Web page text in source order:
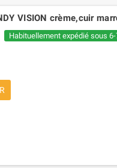
VISION crème,cuir
Habituellement expédié sous